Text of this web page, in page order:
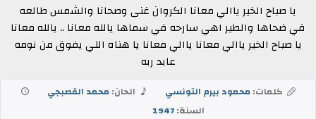
يا صباح الخير ياالي معانا الكروان غنى وصحانا والشمس طالعه
في ضحاها والطير اهي سارحه في سماها يالله معانا .. يالله معانا
يا صباح الخير ياالي معانا ياالي معانا يا هناه اللي يفوق من نومه
عابد ربه
كلمات: محمود بيرم التونسي الحان: محمد القصبجي
السنة:1947